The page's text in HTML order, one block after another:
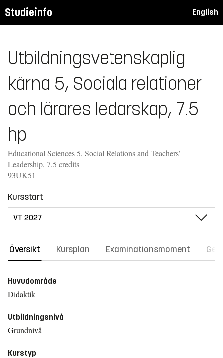
Studieinfo English
Utbildningsvetenskaplig
kärna 5, Sociala relationer
och lärares ledarskap, 7.5
hp
Educational Sciences 5, Social Relations and Teachers’
Leadership, 7.5 credits
93UK51
Kursstart
Översikt Kursplan Examinationsmoment
Huvudområde
Didaktik
Utbildningsnivå
Grundnivå
Kurstyp